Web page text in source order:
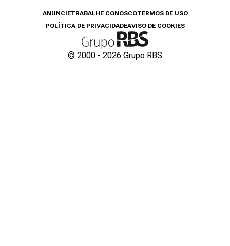
ANUNCIETRABALHE CONOSCOTERMOS DE USO
POLÍTICA DE PRIVACIDADEAVISO DE COOKIES
© 2000 - 2026 Grupo RBS